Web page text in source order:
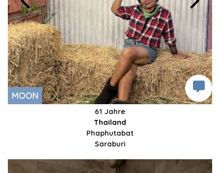
MOON
61 Jahre
Thailand
Phaphutabat
Saraburi